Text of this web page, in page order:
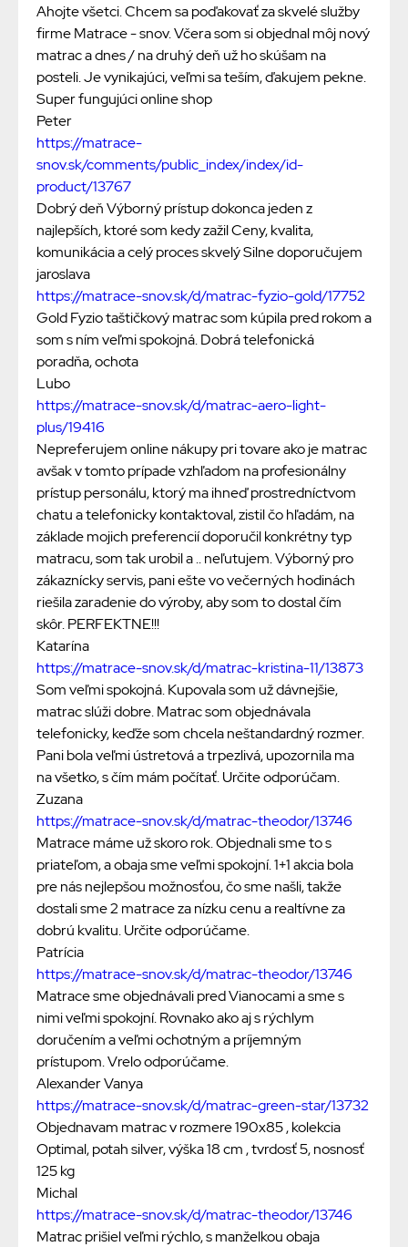
Ahojte všetci. Chcem sa poďakovať za skvelé služby
firme Matrace - snov. Včera som si objednal môj nový
matrac a dnes / na druhý deň už ho skúšam na
posteli. Je vynikajúci, veľmi sa teším, ďakujem pekne.
Super fungujúci online shop
Peter
https://matrace-
snov.sk/comments/public_index/index/id-
product/13767
Dobrý deň Výborný prístup dokonca jeden z
najlepších, ktoré som kedy zažil Ceny, kvalita,
komunikácia a celý proces skvelý Silne doporučujem
jaroslava
https://matrace-snov.sk/d/matrac-fyzio-gold/17752
Gold Fyzio taštičkový matrac som kúpila pred rokom a
som s ním veľmi spokojná. Dobrá telefonická
poradňa, ochota
Lubo
https://matrace-snov.sk/d/matrac-aero-light-
plus/19416
Nepreferujem online nákupy pri tovare ako je matrac
avšak v tomto prípade vzhľadom na profesionálny
prístup personálu, ktorý ma ihneď prostredníctvom
chatu a telefonicky kontaktoval, zistil čo hľadám, na
základe mojich preferencií doporučil konkrétny typ
matracu, som tak urobil a .. neľutujem. Výborný pro
zákaznícky servis, pani ešte vo večerných hodinách
riešila zaradenie do výroby, aby som to dostal čím
skôr. PERFEKTNE!!!
Katarína
https://matrace-snov.sk/d/matrac-kristina-11/13873
Som veľmi spokojná. Kupovala som už dávnejšie,
matrac slúži dobre. Matrac som objednávala
telefonicky, keďže som chcela neštandardný rozmer.
Pani bola veľmi ústretová a trpezlivá, upozornila ma
na všetko, s čím mám počítať. Určite odporúčam.
Zuzana
https://matrace-snov.sk/d/matrac-theodor/13746
Matrace máme už skoro rok. Objednali sme to s
priateľom, a obaja sme veľmi spokojní. 1+1 akcia bola
pre nás nejlepšou možnosťou, čo sme našli, takže
dostali sme 2 matrace za nízku cenu a realtívne za
dobrú kvalitu. Určite odporúčame.
Patrícia
https://matrace-snov.sk/d/matrac-theodor/13746
Matrace sme objednávali pred Vianocami a sme s
nimi veľmi spokojní. Rovnako ako aj s rýchlym
doručením a veľmi ochotným a príjemným
prístupom. Vrelo odporúčame.
Alexander Vanya
https://matrace-snov.sk/d/matrac-green-star/13732
Objednavam matrac v rozmere 190x85 , kolekcia
Optimal, potah silver, výška 18 cm , tvrdosť 5, nosnosť
125 kg
Michal
https://matrace-snov.sk/d/matrac-theodor/13746
Matrac prišiel veľmi rýchlo, s manželkou obaja